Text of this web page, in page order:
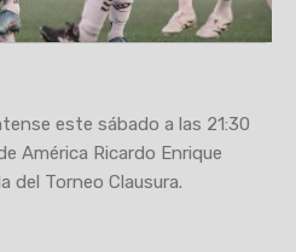
este sábado a las 21:30
América Ricardo Enrique
del Torneo Clausura.